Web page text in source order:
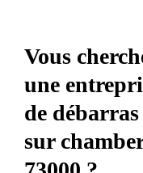
Vous
une
de débarras
sur